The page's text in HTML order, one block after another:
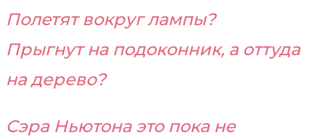
Полетят вокруг лампы?
Прыгнут на подоконник, а оттуда
на дерево?
Сэра Ньютона это пока не